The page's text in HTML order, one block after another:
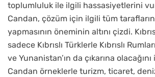
toplumluluk ile ilgili hassasiyetlerini
Candan, çözüm için ilgili tüm
yapmasının öneminin altını çizdi.
sadece Kıbrıslı Türklerle Kıbrıslı
ve Yunanistan’ın da çıkarına
Candan örneklerle turizm, ticaret,